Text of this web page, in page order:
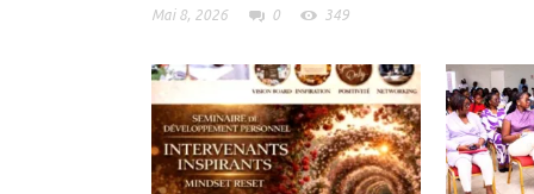
Mai 8, 2026 0 349